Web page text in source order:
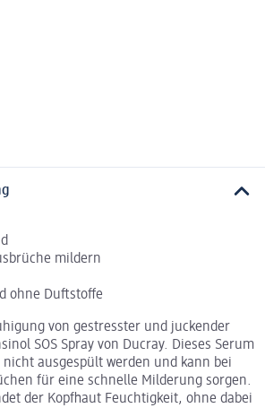
mildern
ohne Duftstoffe
von gestresster und juckender
SOS Spray von Ducray. Dieses Serum
ausgespült werden und kann bei
für eine schnelle Milderung sorgen.
der Kopfhaut Feuchtigkeit, ohne dabei